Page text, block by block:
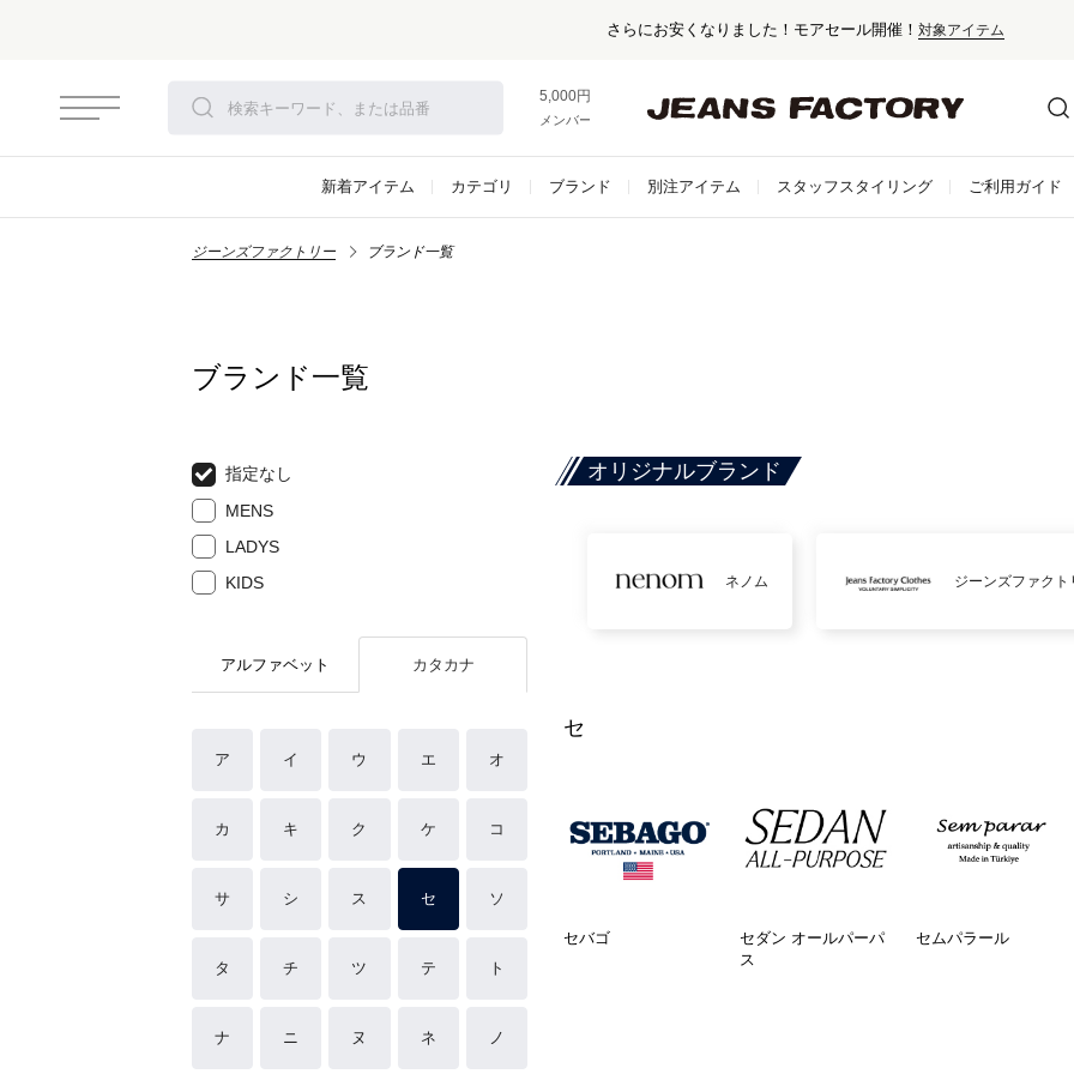
さらにお安くなりました！モアセール開催！ 対象アイテム
5,000円以上お買い上げで送料無料！
メンバー登録でお得な情報をゲット。さらに詳しく
新着アイテム カテゴリ ブランド 別注アイテム スタッフスタイリング ご利用ガイド
ジーンズファクトリー ブランド一覧
ブランド一覧
指定なし
MENS
LADYS
KIDS
アルファベット カタカナ
ア イ ウ エ オ
カ キ ク ケ コ
サ シ ス セ ソ
タ チ ツ テ ト
ナ ニ ヌ ネ ノ
オリジナルブランド
ネノム ジーンズファクト
セ
セバゴ
セダン オールパーパ
ス
セムパラール